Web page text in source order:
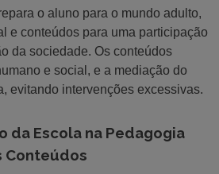
o aluno para o mundo adulto,
e conteúdos para uma participação
da sociedade. Os conteúdos
e social, e a mediação do
evitando intervenções excessivas.
da Escola na Pedagogia
Conteúdos